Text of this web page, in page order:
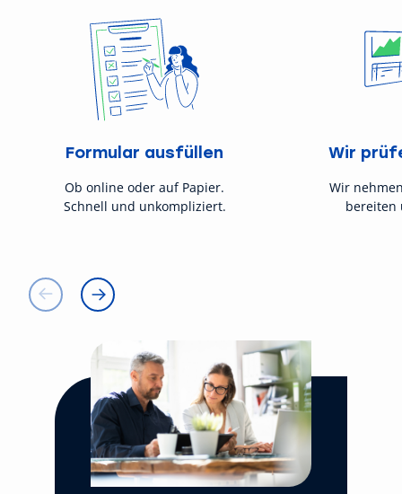
Formular ausfüllen
Ob online oder auf Papier.
Schnell und unkompliziert.
Wir
Wir
bereiten